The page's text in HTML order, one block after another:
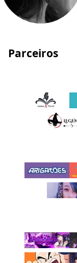
Parceiros